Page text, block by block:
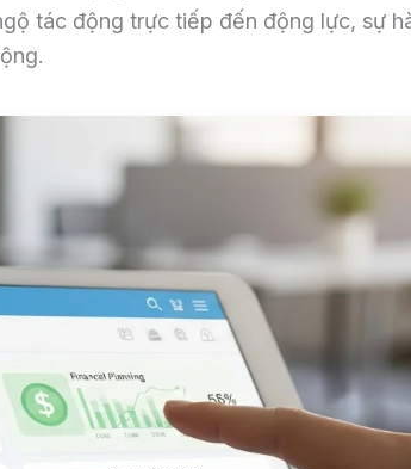
tác động trực tiếp đến động lực, sự